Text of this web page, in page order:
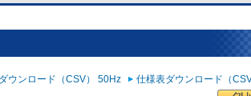
ウンロード（CSV） 50Hz 仕様表ダウンロード（